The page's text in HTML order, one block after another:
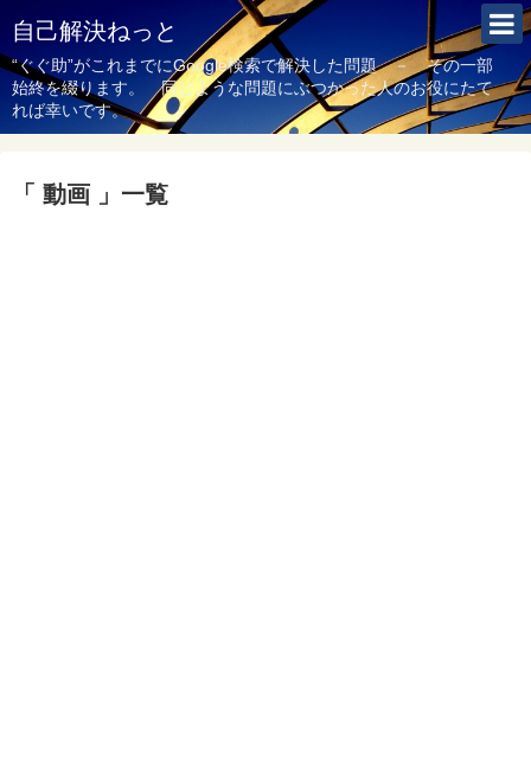
自己解決ねっと
“ぐぐ助”がこれまでにGoogle検索で解決した問題 － その一部
始終を綴ります。 同じような問題にぶつかった人のお役にたて
れば幸いです。
「 動画 」一覧